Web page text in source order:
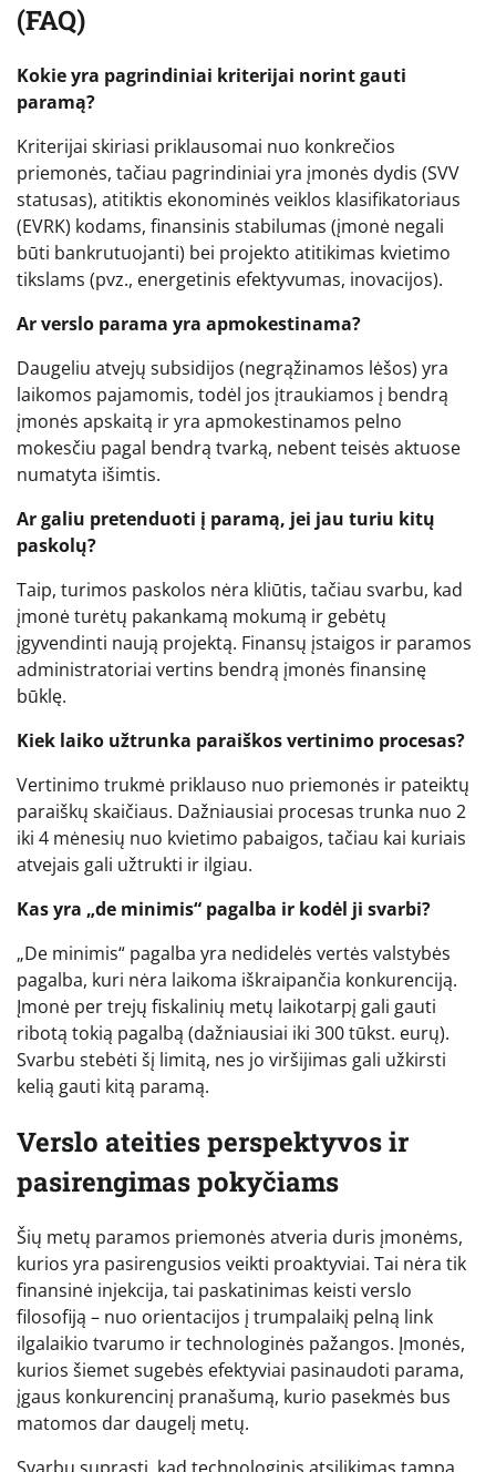
(FAQ)
Kokie yra pagrindiniai kriterijai norint gauti
paramą?
Kriterijai skiriasi priklausomai nuo konkrečios
priemonės, tačiau pagrindiniai yra įmonės dydis (SVV
statusas), atitiktis ekonominės veiklos klasifikatoriaus
(EVRK) kodams, finansinis stabilumas (įmonė negali
būti bankrutuojanti) bei projekto atitikimas kvietimo
tikslams (pvz., energetinis efektyvumas, inovacijos).
Ar verslo parama yra apmokestinama?
Daugeliu atvejų subsidijos (negrąžinamos lėšos) yra
laikomos pajamomis, todėl jos įtraukiamos į bendrą
įmonės apskaitą ir yra apmokestinamos pelno
mokesčiu pagal bendrą tvarką, nebent teisės aktuose
numatyta išimtis.
Ar galiu pretenduoti į paramą, jei jau turiu kitų
paskolų?
Taip, turimos paskolos nėra kliūtis, tačiau svarbu, kad
įmonė turėtų pakankamą mokumą ir gebėtų
įgyvendinti naują projektą. Finansų įstaigos ir paramos
administratoriai vertins bendrą įmonės finansinę
būklę.
Kiek laiko užtrunka paraiškos vertinimo procesas?
Vertinimo trukmė priklauso nuo priemonės ir pateiktų
paraiškų skaičiaus. Dažniausiai procesas trunka nuo 2
iki 4 mėnesių nuo kvietimo pabaigos, tačiau kai kuriais
atvejais gali užtrukti ir ilgiau.
Kas yra „de minimis“ pagalba ir kodėl ji svarbi?
„De minimis“ pagalba yra nedidelės vertės valstybės
pagalba, kuri nėra laikoma iškraipančia konkurenciją.
Įmonė per trejų fiskalinių metų laikotarpį gali gauti
ribotą tokią pagalbą (dažniausiai iki 300 tūkst. eurų).
Svarbu stebėti šį limitą, nes jo viršijimas gali užkirsti
kelią gauti kitą paramą.
Verslo ateities perspektyvos ir
pasirengimas pokyčiams
Šių metų paramos priemonės atveria duris įmonėms,
kurios yra pasirengusios veikti proaktyviai. Tai nėra tik
finansinė injekcija, tai paskatinimas keisti verslo
filosofiją – nuo orientacijos į trumpalaikį pelną link
ilgalaikio tvarumo ir technologinės pažangos. Įmonės,
kurios šiemet sugebės efektyviai pasinaudoti parama,
įgaus konkurencinį pranašumą, kurio pasekmės bus
matomos dar daugelį metų.